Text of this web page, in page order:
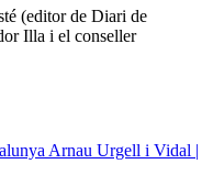
(editor de Diari de
Illa i el conseller
Arnau Urgell i Vidal |